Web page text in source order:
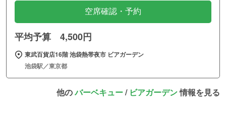
空席確認・予約
平均予算 4,500円
東武百貨店16階 池袋熱帯夜市 ビアガーデン
池袋駅／東京都
他のバーベキュー/ ビアガーデン情報を見る